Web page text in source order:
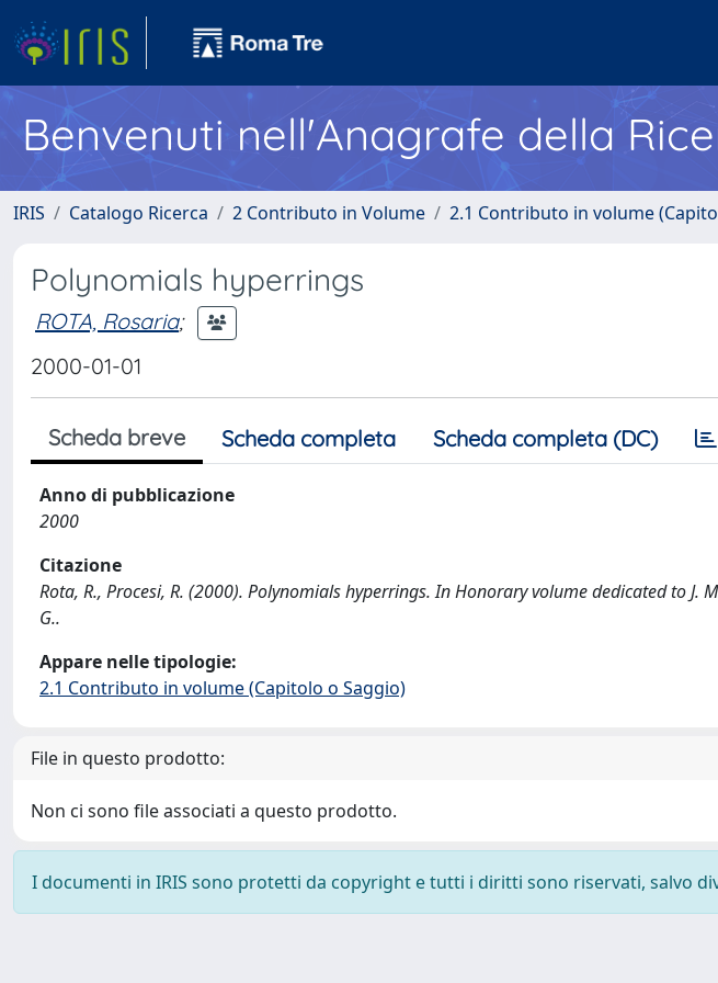
Benvenuti nell'Anagrafe della
IRIS Catalogo Ricerca 2 Contributo in Volume 2.1 Contributo in volume
Polynomials hyperrings
ROTA, Rosaria;
2000-01-01
Scheda breve Scheda completa Scheda completa (DC)
Anno di pubblicazione
2000
Citazione
Rota, R., Procesi, R. (2000). Polynomials hyperrings. In Honorary volume dedicated to J.
G..
Appare nelle tipologie:
2.1 Contributo in volume (Capitolo o Saggio)
File in questo prodotto:
Non ci sono file associati a questo prodotto.
I documenti in IRIS sono protetti da copyright e tutti i diritti sono riservati, salvo